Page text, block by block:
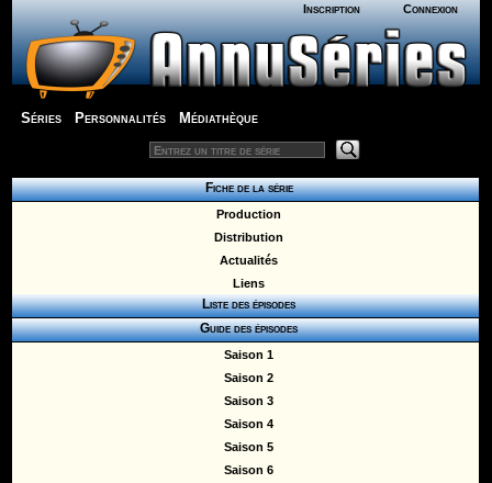
Inscription Connexion
Séries Personnalités Médiathèque
Fiche de la série
Production
Distribution
Actualités
Liens
Liste des épisodes
Guide des épisodes
Saison 1
Saison 2
Saison 3
Saison 4
Saison 5
Saison 6